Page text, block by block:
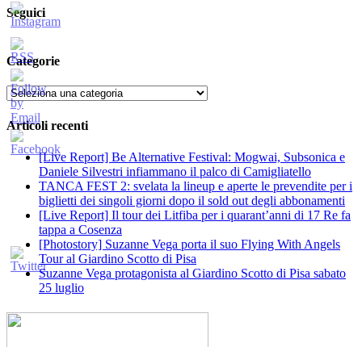
Seguici
Categorie
Categorie
Articoli recenti
[Live Report] Be Alternative Festival: Mogwai, Subsonica e
Daniele Silvestri infiammano il palco di Camigliatello
TANCA FEST 2: svelata la lineup e aperte le prevendite per i
biglietti dei singoli giorni dopo il sold out degli abbonamenti
[Live Report] Il tour dei Litfiba per i quarant’anni di 17 Re fa
tappa a Cosenza
[Photostory] Suzanne Vega porta il suo Flying With Angels
Tour al Giardino Scotto di Pisa
Suzanne Vega protagonista al Giardino Scotto di Pisa sabato
25 luglio